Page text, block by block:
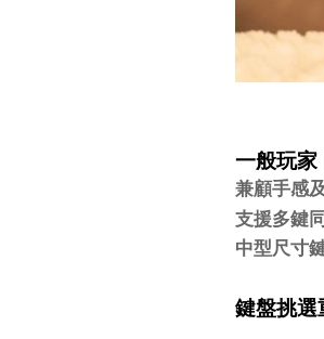
一般玩家
兼顧手感
支援多鍵
中型尺寸
鍵盤挑選